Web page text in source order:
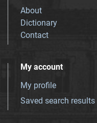
About
Dictionary
Contact
My account
My profile
Saved search results